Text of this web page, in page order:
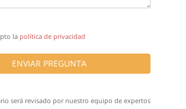
la política de privacidad
ENVIAR PREGUNTA
será revisado por nuestro equipo de expertos